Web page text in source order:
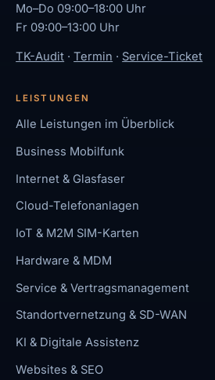
Mo–Do 09:00–18:00 Uhr
Fr 09:00–13:00 Uhr
TK-Audit · Termin · Service-Ticket
LEISTUNGEN
Alle Leistungen im Überblick
Business Mobilfunk
Internet & Glasfaser
Cloud-Telefonanlagen
IoT & M2M SIM-Karten
Hardware & MDM
Service & Vertragsmanagement
Standortvernetzung & SD-WAN
KI & Digitale Assistenz
Websites & SEO